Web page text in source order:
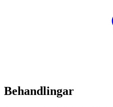
Behandlingar